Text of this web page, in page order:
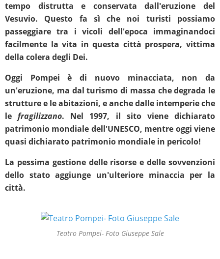
tempo distrutta e conservata dall'eruzione del
Vesuvio. Questo fa sì che noi turisti possiamo
passeggiare tra i vicoli dell'epoca immaginandoci
facilmente la vita in questa città prospera, vittima
della colera degli Dei.
Oggi Pompei è di nuovo minacciata, non da
un'eruzione, ma dal turismo di massa che degrada le
strutture e le abitazioni, e anche dalle intemperie che
lefragilizzano. Nel 1997, il sito viene dichiarato
patrimonio mondiale dell'UNESCO, mentre oggi viene
quasi dichiarato patrimonio mondiale in pericolo!
La pessima gestione delle risorse e delle sovvenzioni
dello stato aggiunge un'ulteriore minaccia per la
città.
Teatro Pompei- Foto Giuseppe Sale